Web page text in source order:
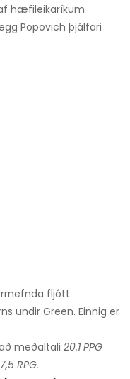
hæfileikaríkum
Popovich þjálfari
fljótt
undir Green. Einnig er
meðaltali 20.1 PPG
7,5 RPG.